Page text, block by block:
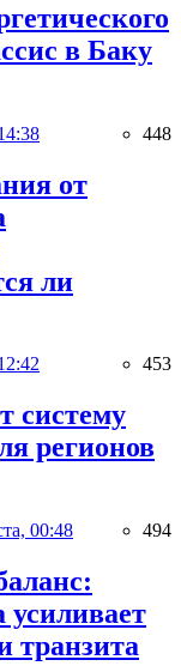
в Баку
448
от
ли
453
систему
регионов
00:48 494
усиливает
транзита